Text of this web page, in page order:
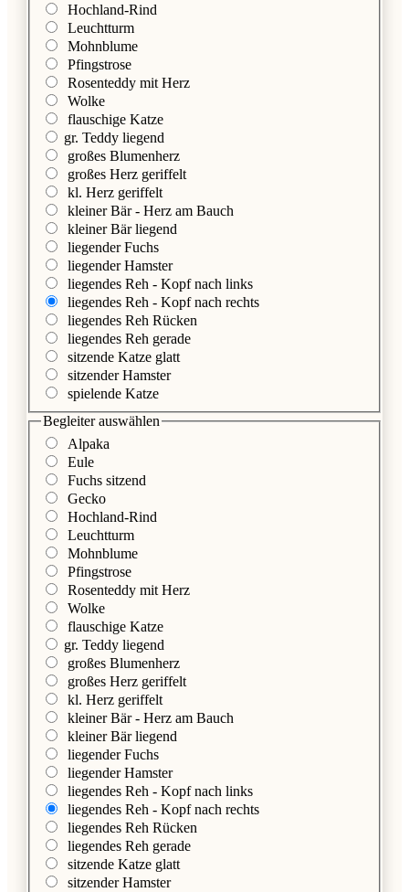
Hochland-Rind
Leuchtturm
Mohnblume
Pfingstrose
Rosenteddy mit Herz
Wolke
flauschige Katze
gr. Teddy liegend
großes Blumenherz
großes Herz geriffelt
kl. Herz geriffelt
kleiner Bär - Herz am Bauch
kleiner Bär liegend
liegender Fuchs
liegender Hamster
liegendes Reh - Kopf nach links
liegendes Reh - Kopf nach rechts
liegendes Reh Rücken
liegendes Reh gerade
sitzende Katze glatt
sitzender Hamster
spielende Katze
Begleiterauswählen
Alpaka
Eule
Fuchs sitzend
Gecko
Hochland-Rind
Leuchtturm
Mohnblume
Pfingstrose
Rosenteddy mit Herz
Wolke
flauschige Katze
gr. Teddy liegend
großes Blumenherz
großes Herz geriffelt
kl. Herz geriffelt
kleiner Bär - Herz am Bauch
kleiner Bär liegend
liegender Fuchs
liegender Hamster
liegendes Reh - Kopf nach links
liegendes Reh - Kopf nach rechts
liegendes Reh Rücken
liegendes Reh gerade
sitzende Katze glatt
sitzender Hamster